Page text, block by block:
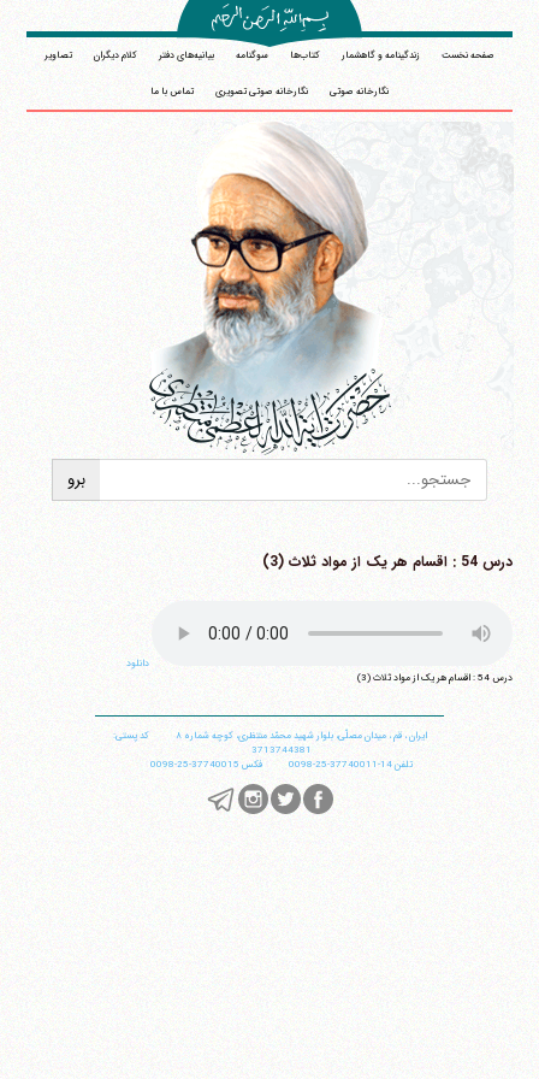
صفحه نخست زندگینامه و گاهشمار کتاب‌ها سوگنامه بیانیه‌های دفتر کلام دیگران تصاویر
نگارخانه صوتی نگارخانه صوتی تصویری تماس با ما
درس 54 : اقسام هر یک از مواد ثلاث (3)
دانلود
درس 54 : اقسام هر یک از مواد ثلاث (3)
ایران،قم،میدان مصلّی، بلوار شهید محمّد منتظری، كوچه شماره ٨
کد پستی:
3713744381
تلفن14-37740011-25-0098 فکس 37740015-25-0098
آیت‌الله منتظری
وب سایت رسمی آیت‌الله منتظری
قم،میدان مصلّی، بلوار شهید محمّد منتظری، كوچه
شماره ٨ کد پستی: 3713744381
فکس37740015-25-98+